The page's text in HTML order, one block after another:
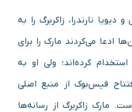
و دیویا نارندرا، زاکربرگ را به
ادعا می‌کردند مارک را برای
کرده‌اند؛ ولی او به
فیس‌بوک از منبع اصلی
مارک زاکربرگ از رسانه‌ها